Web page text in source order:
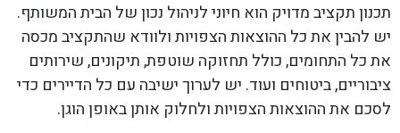
תכנון תקציב מדויק הוא חיוני לניהול נכון של הבית המשותף.
יש להבין את כל ההוצאות הצפויות ולוודא שהתקציב מכסה
את כל התחומים, כולל תחזוקה שוטפת, תיקונים, שירותים
ציבוריים, ביטוחים ועוד. יש לערוך ישיבה עם כל הדיירים כדי
לסכם את ההוצאות הצפויות ולחלוק אותן באופן הוגן.